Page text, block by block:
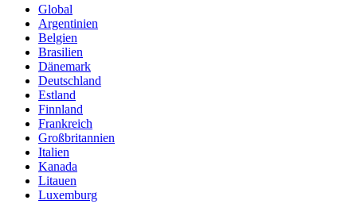
Global
Argentinien
Belgien
Brasilien
Dänemark
Deutschland
Estland
Finnland
Frankreich
Großbritannien
Italien
Kanada
Litauen
Luxemburg